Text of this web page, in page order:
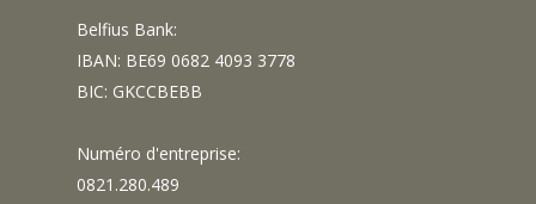
Belfius Bank:
IBAN: BE69 0682 4093 3778
BIC: GKCCBEBB
Numéro d'entreprise:
0821.280.489